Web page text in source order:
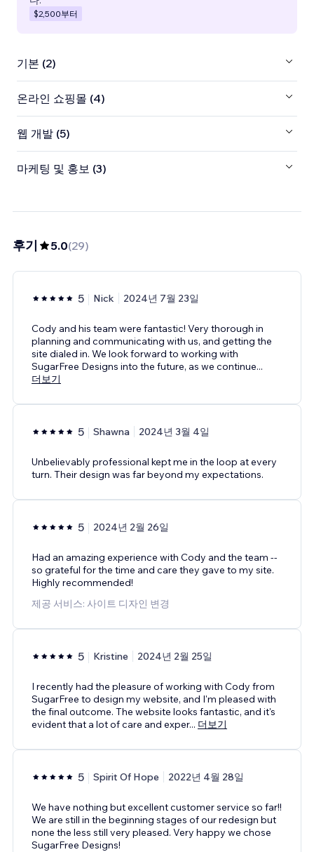
$2,500부터
기본 (2)
온라인 쇼핑몰 (4)
웹 개발 (5)
마케팅 및 홍보 (3)
후기 5.0(29)
5 Nick 2024년 7월 23일
Cody and his team were fantastic! Very thorough in
planning and communicating with us, and getting the
site dialed in. We look forward to working with
SugarFree Designs into the future, as we continue...
더보기
5 Shawna 2024년 3월 4일
Unbelievably professional kept me in the loop at every
turn. Their design was far beyond my expectations.
5 2024년 2월 26일
Had an amazing experience with Cody and the team --
so grateful for the time and care they gave to my site.
Highly recommended!
제공 서비스: 사이트 디자인 변경
5 Kristine 2024년 2월 25일
I recently had the pleasure of working with Cody from
SugarFree to design my website, and I'm pleased with
the final outcome. The website looks fantastic, and it's
evident that a lot of care and exper... 더보기
5 Spirit Of Hope 2022년 4월 28일
We have nothing but excellent customer service so far!!
We are still in the beginning stages of our redesign but
none the less still very pleased. Very happy we chose
SugarFree Designs!